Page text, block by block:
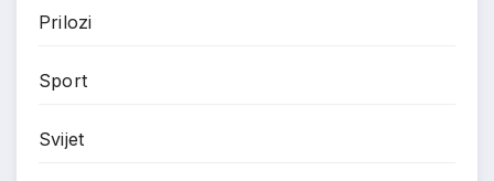
Prilozi
Sport
Svijet